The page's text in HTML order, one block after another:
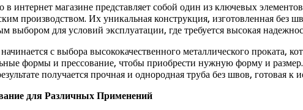
интернет магазине представляет собой один из ключевых
производством. Их уникальная конструкция, изготовленная
выбором для условий эксплуатации, где требуется высокая
с выбора высококачественного металлического проката,
формы и прессование, чтобы приобрести нужную форму и
получается прочная и однородная труба без швов, готовая
для Различных Применений